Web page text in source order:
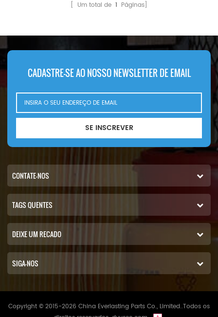
[ Um total de 1 Páginas]
CADASTRE-SE AO NOSSO NEWSLETTER DE EMAIL
SE INSCREVER
CONTATE-NOS
TAGS QUENTES
DEIXE UM RECADO
SIGA-NOS
Copyright © 2015-2026 China Everlasting Parts Co., Limited..Todos os